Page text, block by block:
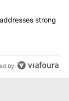
Acevedostrong
by